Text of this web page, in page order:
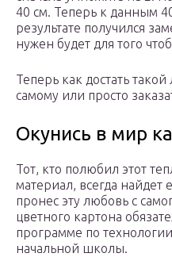
40 см. Теперь к данным
результате получился
нужен будет для того
Теперь как достать
самому или просто
Окунись в мир
Тот, кто полюбил этот
материал, всегда
пронес эту любовь с
цветного картона
программе по
начальной школы.